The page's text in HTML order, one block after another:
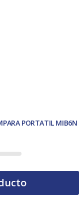
PORTATIL MIB6N